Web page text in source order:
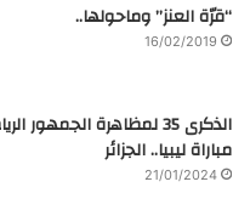
“قرّة العنز” وماحولها..
16/02/2019
الذكرى 35 لمظاهرة الجمهور
مباراة ليبيا.. الجزائر
21/01/2024